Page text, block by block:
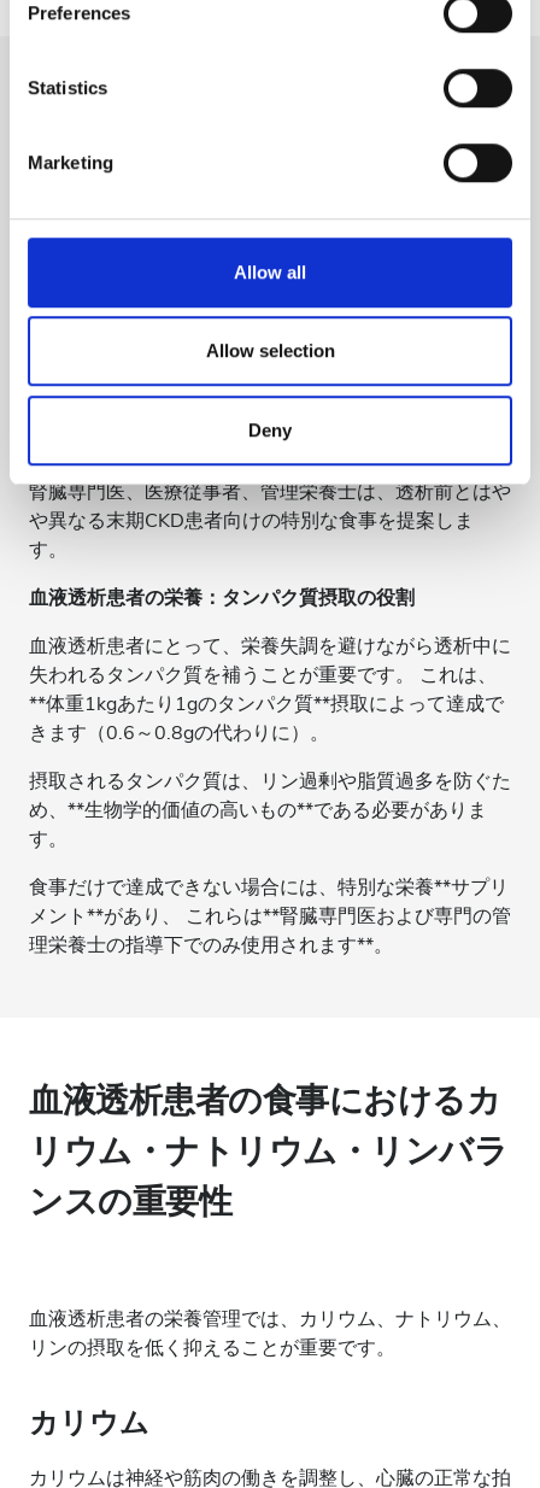
Collect information about your geographical
meters
Identify your device by actively scanning it for
Find out more about how your personal data is processed
We use cookies to personalise content and ads, to
We also share information about your use of our site with
our social media, advertising and analytics partners who
may combine it with other information that you’ve
provided to them or that they’ve collected from your use
of their services. Read more about cookies in our
Privacy policy.
Preferences
Statistics
Marketing
Allow all
Allow selection
Deny
血液透析を受ける腎疾患患者の食事
栄養は長年にわたり議論の対象となっています。 研究
により、厳しい食事制限は透析患者に栄養失調のリスク
をもたらし、 MIA症候群（栄養失調、炎症、アシドー
腎臓専門医、医療従事者、管理栄養士は、透析前とはや
や異なる末期CKD患者向けの特別な食事を提案しま
す。
血液透析患者の栄養：タンパク質摂取の役割
血液透析患者にとって、栄養失調を避けながら透析中に
失われるタンパク質を補うことが重要です。 これは、
**体重1kgあたり1gのタンパク質**摂取によって達成で
きます（0.6～0.8gの代わりに）。
摂取されるタンパク質は、リン過剰や脂質過多を防ぐた
め、**生物学的価値の高いもの**である必要がありま
す。
食事だけで達成できない場合には、特別な栄養**サプリ
メント**があり、 これらは**腎臓専門医および専門の管
理栄養士の指導下でのみ使用されます**。
血液透析患者の食事におけるカ
リウム・ナトリウム・リンバラ
ンスの重要性
血液透析患者の栄養管理では、カリウム、ナトリウム、
リンの摂取を低く抑えることが重要です。
カリウム
カリウムは神経や筋肉の働きを調整し、心臓の正常な拍